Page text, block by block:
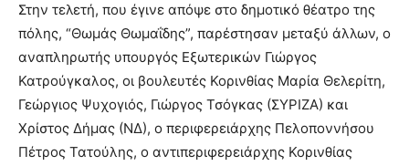
Στην τελετή, που έγινε απόψε στο δημοτικό θέατρο της
πόλης, “Θωμάς Θωμαΐδης”, παρέστησαν μεταξύ άλλων, ο
αναπληρωτής υπουργός Εξωτερικών Γιώργος
Κατρούγκαλος, οι βουλευτές Κορινθίας Μαρία Θελερίτη,
Γεώργιος Ψυχογιός, Γιώργος Τσόγκας (ΣΥΡΙΖΑ) και
Χρίστος Δήμας (ΝΔ), ο περιφερειάρχης Πελοποννήσου
Πέτρος Τατούλης, ο αντιπεριφερειάρχης Κορινθίας